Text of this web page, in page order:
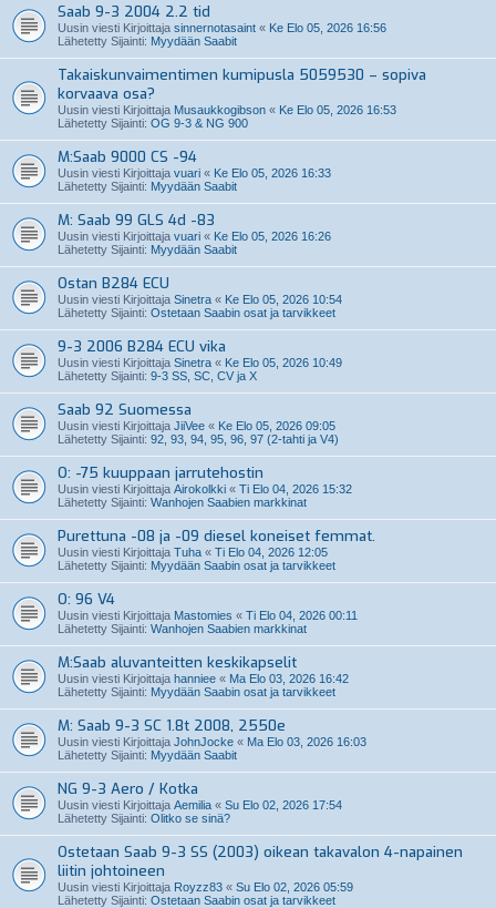
Saab 9-3 2004 2.2 tid
Uusin viesti Kirjoittaja sinnernotasaint « Ke Elo 05, 2026 16:56
Lähetetty Sijainti: Myydään Saabit
Takaiskunvaimentimen kumipusla 5059530 – sopiva
korvaava osa?
Uusin viesti Kirjoittaja Musaukkogibson « Ke Elo 05, 2026 16:53
Lähetetty Sijainti: OG 9-3 & NG 900
M:Saab 9000 CS -94
Uusin viesti Kirjoittaja vuari « Ke Elo 05, 2026 16:33
Lähetetty Sijainti: Myydään Saabit
M: Saab 99 GLS 4d -83
Uusin viesti Kirjoittaja vuari « Ke Elo 05, 2026 16:26
Lähetetty Sijainti: Myydään Saabit
Ostan B284 ECU
Uusin viesti Kirjoittaja Sinetra « Ke Elo 05, 2026 10:54
Lähetetty Sijainti: Ostetaan Saabin osat ja tarvikkeet
9-3 2006 B284 ECU vika
Uusin viesti Kirjoittaja Sinetra « Ke Elo 05, 2026 10:49
Lähetetty Sijainti: 9-3 SS, SC, CV ja X
Saab 92 Suomessa
Uusin viesti Kirjoittaja JiiVee « Ke Elo 05, 2026 09:05
Lähetetty Sijainti: 92, 93, 94, 95, 96, 97 (2-tahti ja V4)
O: -75 kuuppaan jarrutehostin
Uusin viesti Kirjoittaja Airokolkki « Ti Elo 04, 2026 15:32
Lähetetty Sijainti: Wanhojen Saabien markkinat
Purettuna -08 ja -09 diesel koneiset femmat.
Uusin viesti Kirjoittaja Tuha « Ti Elo 04, 2026 12:05
Lähetetty Sijainti: Myydään Saabin osat ja tarvikkeet
O: 96 V4
Uusin viesti Kirjoittaja Mastomies « Ti Elo 04, 2026 00:11
Lähetetty Sijainti: Wanhojen Saabien markkinat
M:Saab aluvanteitten keskikapselit
Uusin viesti Kirjoittaja hanniee « Ma Elo 03, 2026 16:42
Lähetetty Sijainti: Myydään Saabin osat ja tarvikkeet
M: Saab 9-3 SC 1.8t 2008, 2550e
Uusin viesti Kirjoittaja JohnJocke « Ma Elo 03, 2026 16:03
Lähetetty Sijainti: Myydään Saabit
NG 9-3 Aero / Kotka
Uusin viesti Kirjoittaja Aemilia « Su Elo 02, 2026 17:54
Lähetetty Sijainti: Olitko se sinä?
Ostetaan Saab 9-3 SS (2003) oikean takavalon 4-napainen
liitin johtoineen
Uusin viesti Kirjoittaja Royzz83 « Su Elo 02, 2026 05:59
Lähetetty Sijainti: Ostetaan Saabin osat ja tarvikkeet